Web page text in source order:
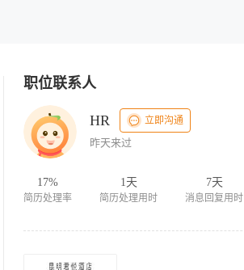
职位联系人
HR 立即沟通
昨天来过
17%
简历处理率
1天
简历处理用时
7天
消息回复用时